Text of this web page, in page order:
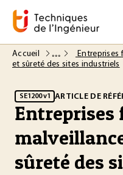
Accueil
Entreprises
et sûreté des sites industriels
SE1200 v1 ARTICLE DE
Entreprises
sûreté des